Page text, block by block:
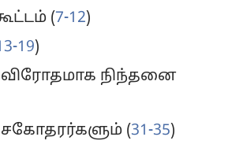
(7-12)
19)
விரோதமாக நிந்தனை
(31-35)